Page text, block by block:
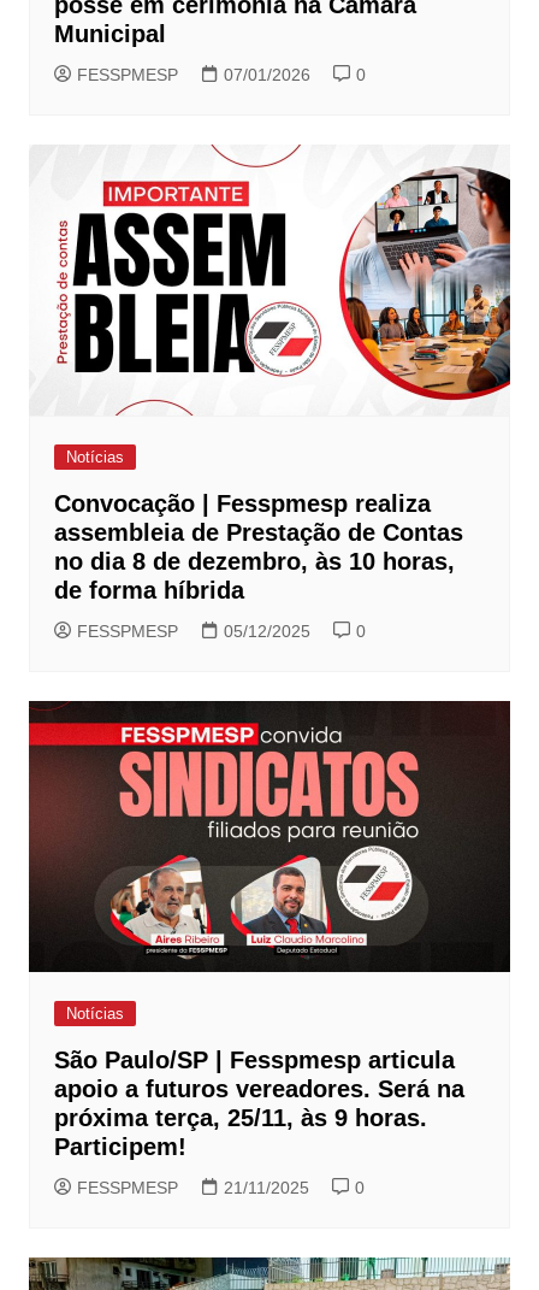
Municipal
FESSPMESP 07/01/2026 0
Notícias
Convocação | Fesspmesp realiza
assembleia de Prestação de Contas
no dia 8 de dezembro, às 10 horas,
de forma híbrida
FESSPMESP 05/12/2025 0
Notícias
São Paulo/SP | Fesspmesp articula
apoio a futuros vereadores. Será na
próxima terça, 25/11, às 9 horas.
Participem!
FESSPMESP 21/11/2025 0